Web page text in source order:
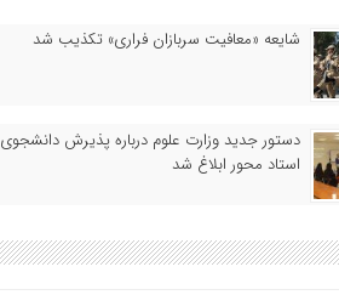
شایعه «معافیت سربازان فراری» تکذیب شد
دستور جدید وزارت علوم درباره پذیرش دانشجوی
استاد محور ابلاغ شد